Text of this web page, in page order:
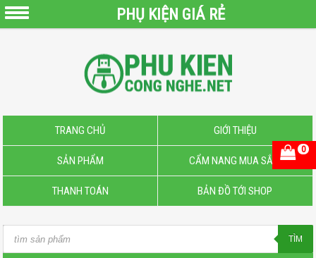
PHỤ KIỆN GIÁ RẺ
TRANG CHỦ GIỚI THIỆU
SẢN PHẨM CẨM NANG MUA SẮM
THANH TOÁN BẢN ĐỒ TỚI SHOP
0
SẠC
CÁP
SẠC
Products
TÌM